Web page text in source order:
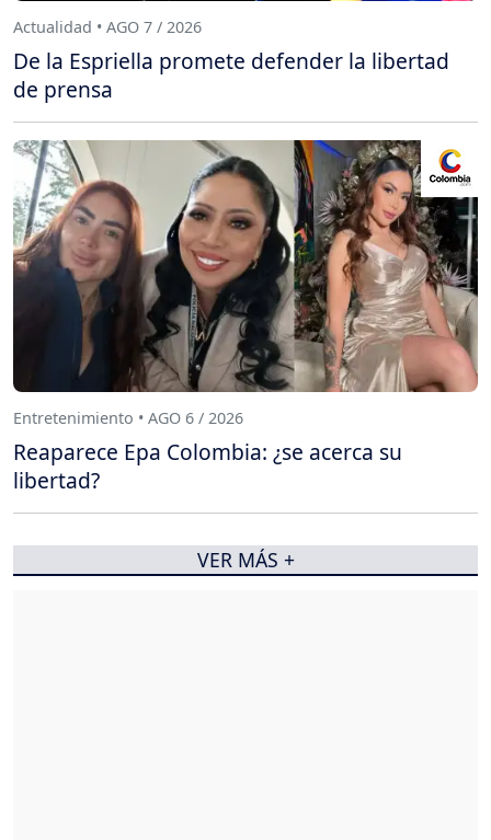
Actualidad • AGO 7 / 2026
De la Espriella promete defender la libertad
de prensa
Entretenimiento • AGO 6 / 2026
Reaparece Epa Colombia: ¿se acerca su
libertad?
VER MÁS +